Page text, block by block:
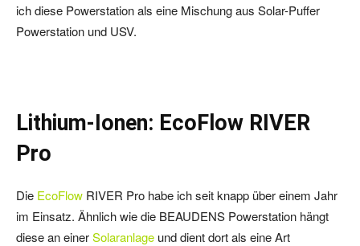
ich diese Powerstation als eine Mischung aus Solar-Puffer
Powerstation und USV.
Lithium-Ionen: EcoFlow RIVER
Pro
Die EcoFlow RIVER Pro habe ich seit knapp über einem Jahr
im Einsatz. Ähnlich wie die BEAUDENS Powerstation hängt
diese an einerSolaranlage und dient dort als eine Art